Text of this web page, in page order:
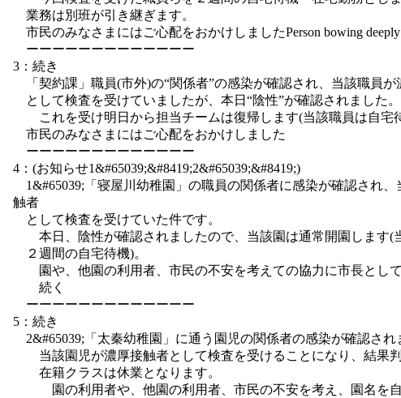
業務は別班が引き継ぎます。
市民のみなさまにはご心配をおかけしましたPerson bowing
ーーーーーーーーーーーーー
3：続き
「契約課」職員(市外)の“関係者”の感染が確認され、当該職員が
として検査を受けていましたが、本日“陰性”が確認されました。
これを受け明日から担当チームは復帰します(当該職員は自宅
市民のみなさまにはご心配をおかけしました
ーーーーーーーーーーーーー
4：(お知らせ1&#65039;&#8419;2&#65039;&#8419;)
1&#65039;「寝屋川幼稚園」の職員の関係者に感染が確認され、
触者
として検査を受けていた件です。
本日、陰性が確認されましたので、当該園は通常開園します(
２週間の自宅待機)。
園や、他園の利用者、市民の不安を考えての協力に市長とし
続く
ーーーーーーーーーーーーー
5：続き
2&#65039;「太秦幼稚園」に通う園児の関係者の感染が確認され
当該園児が濃厚接触者として検査を受けることになり、結果
在籍クラスは休業となります。
園の利用者や、他園の利用者、市民の不安を考え、園名を自